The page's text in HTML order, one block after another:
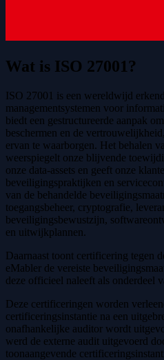
Wat is ISO 27001?
ISO 27001 is een wereldwijd
managementsystemen voor
biedt een gestructureerde aanpak
beschermen en de
ervan te waarborgen. Het behalen
weerspiegelt onze blijvende
onze data-assets en geeft onze
beveiligingspraktijken en
van de behandelde
toegangsbeheer, cryptografie,
beveiligingsbewustzijn,
en uitwijkplannen.
Daarnaast toont certificering tegen
eMabler de vereiste
deze officieel naleeft als onderdeel
Deze certificeringen worden
certificeringsinstantie na een
onafhankelijke auditor wordt
werd de externe audit uitgevoerd
toonaangevende